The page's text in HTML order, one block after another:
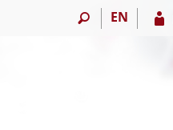
EN